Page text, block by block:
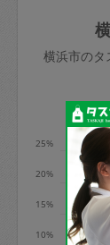
依
金
※
合
発生
水
金
き
ご
玉
あ
利
は
横浜市のタ
10%
15%
20%
25%